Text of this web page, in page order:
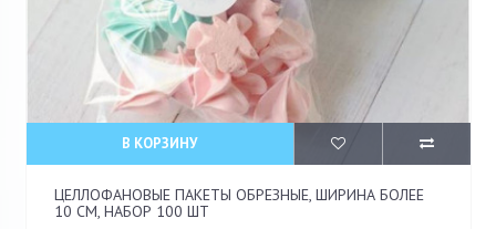
В КОРЗИНУ
ЦЕЛЛОФАНОВЫЕ ПАКЕТЫ ОБРЕЗНЫЕ, ШИРИНА БОЛЕЕ
10 СМ, НАБОР 100 ШТ